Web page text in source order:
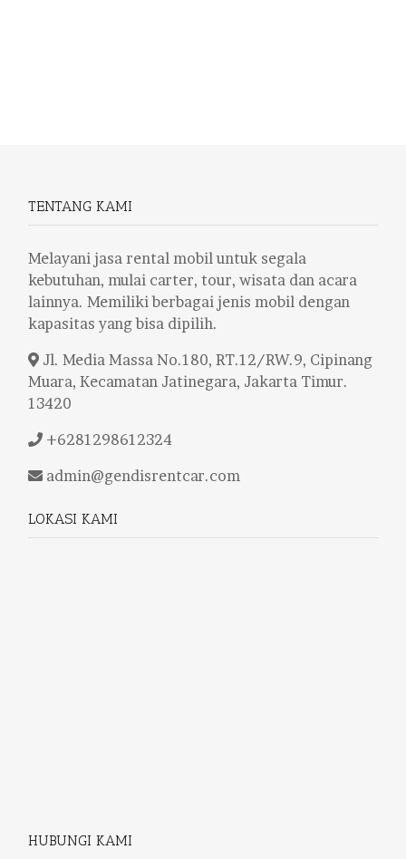
TENTANG KAMI
Melayani jasa rental mobil untuk segala
kebutuhan, mulai carter, tour, wisata dan acara
lainnya. Memiliki berbagai jenis mobil dengan
kapasitas yang bisa dipilih.
Jl. Media Massa No.180, RT.12/RW.9, Cipinang
Muara, Kecamatan Jatinegara, Jakarta Timur.
13420
+6281298612324
admin@gendisrentcar.com
LOKASI KAMI
HUBUNGI KAMI